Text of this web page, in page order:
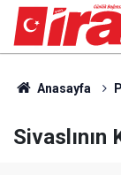
Anasayfa
Sivaslının